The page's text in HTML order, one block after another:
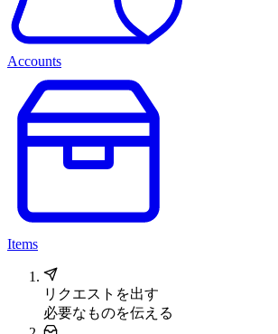
Accounts
Items
リクエストを出す
必要なものを伝える